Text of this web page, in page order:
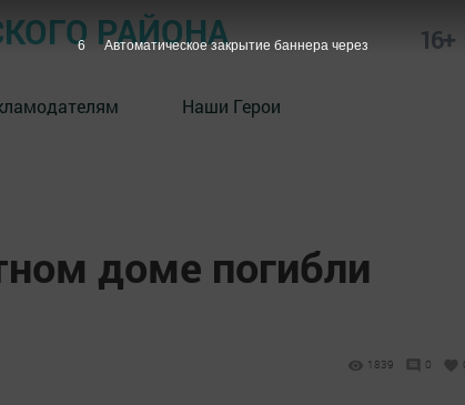
РАЙОНА 16+
Наши Герои
доме погибли
1839 0
5 Автоматическое закрытие баннера через